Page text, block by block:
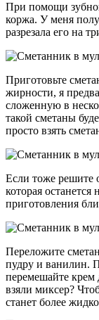
При помощи
коржа. У меня
разрезала его на
Приготовьте
жирности, я
сложенную в
такой сметаны
просто взять
Если тоже решите
которая
приготовления
Переложите
пудру и ванилин.
перемешайте крем
взяли миксер?
станет более